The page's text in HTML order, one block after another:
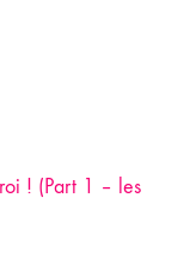
! (Part 1 – les